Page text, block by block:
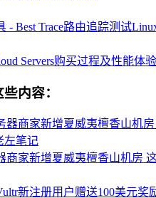
- Best Trace路由追踪测试
Servers购买过程及性能体
内容：
商家新增夏威夷檀香山机房